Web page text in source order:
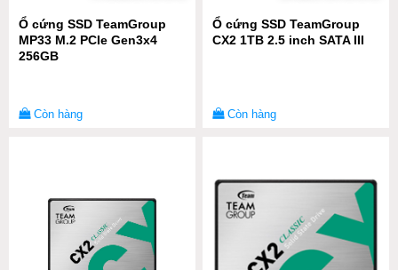
Ổ cứng SSD TeamGroup
MP33 M.2 PCIe Gen3x4
256GB
Còn hàng
Ổ cứng SSD TeamGroup
CX2 1TB 2.5 inch SATA III
Còn hàng